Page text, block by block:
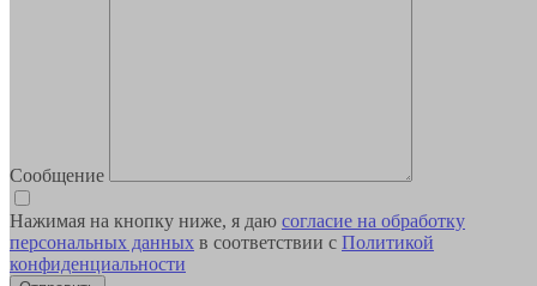
Сообщение
Нажимая на кнопку ниже, я даю согласие на обработку
персональных данных в соответствии с Политикой
конфиденциальности